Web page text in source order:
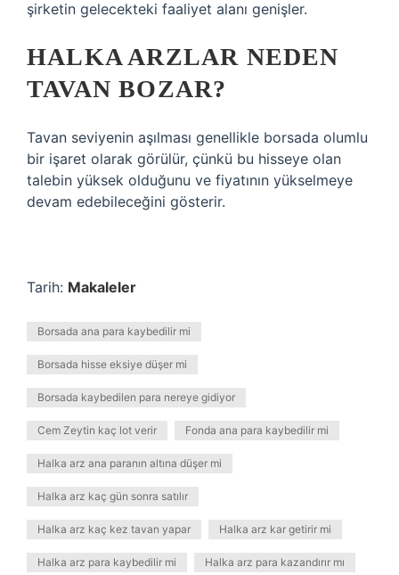
şirketin gelecekteki faaliyet alanı genişler.
HALKA ARZLAR NEDEN
TAVAN BOZAR?
Tavan seviyenin aşılması genellikle borsada olumlu
bir işaret olarak görülür, çünkü bu hisseye olan
talebin yüksek olduğunu ve fiyatının yükselmeye
devam edebileceğini gösterir.
Tarih: Makaleler
Borsada ana para kaybedilir mi
Borsada hisse eksiye düşer mi
Borsada kaybedilen para nereye gidiyor
Cem Zeytin kaç lot verir Fonda ana para kaybedilir mi
Halka arz ana paranın altına düşer mi
Halka arz kaç gün sonra satılır
Halka arz kaç kez tavan yapar Halka arz kar getirir mi
Halka arz para kaybedilir mi Halka arz para kazandırır mı